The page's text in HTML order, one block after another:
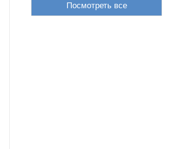
Посмотреть все